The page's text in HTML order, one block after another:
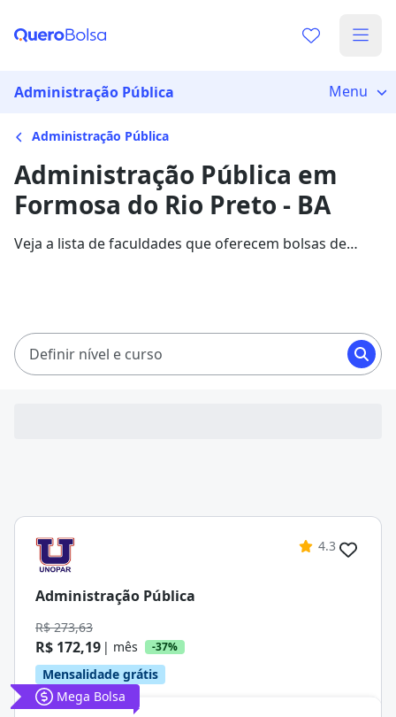
Administração Pública Menu
Administração Pública
Administração Pública em
Formosa do Rio Preto - BA
Veja a lista de faculdades que oferecem bolsas de
Definir nível e curso
4.3
Administração Pública
R$ 273,63
R$ 172,19 | mês -37%
Mensalidade grátis
Mega Bolsa